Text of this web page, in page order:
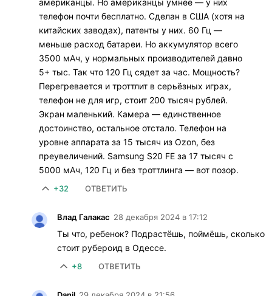
американцы. Но американцы умнее — у них
телефон почти бесплатно. Сделан в США (хотя на
китайских заводах), патенты у них. 60 Гц —
меньше расход батареи. Но аккумулятор всего
3500 мАч, у нормальных производителей давно
5+ тыс. Так что 120 Гц сядет за час. Мощность?
Перегревается и троттлит в серьёзных играх,
телефон не для игр, стоит 200 тысяч рублей.
Экран маленький. Камера — единственное
достоинство, остальное отстало. Телефон на
уровне аппарата за 15 тысяч из Ozon, без
преувеличений. Samsung S20 FE за 17 тысяч с
5000 мАч, 120 Гц и без троттлинга — вот позор.
+32 ОТВЕТИТЬ
Влад Галакас 28 декабря 2024 в 17:12
Ты что, ребенок? Подрастёшь, поймёшь, сколько
стоит рубероид в Одессе.
+8 ОТВЕТИТЬ